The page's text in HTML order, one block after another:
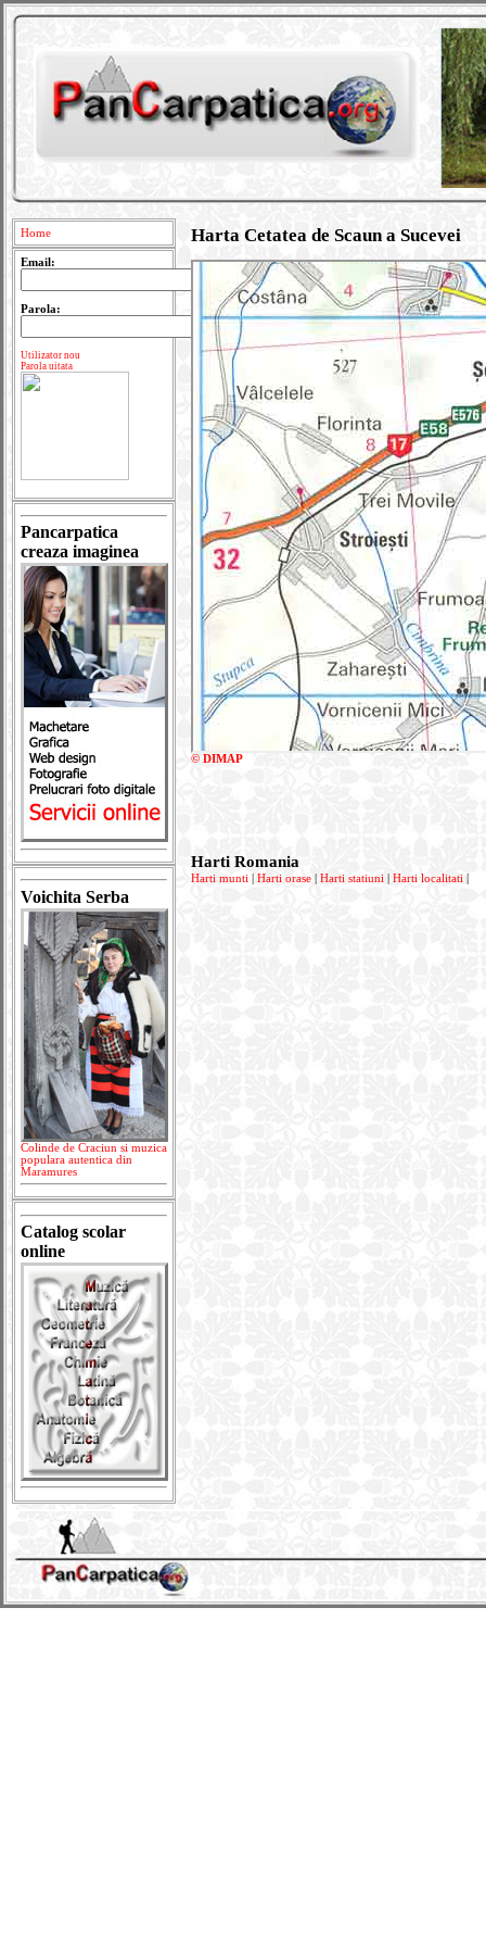
Home
Email:
Parola:
Utilizator nou
Parola uitata
Pancarpatica
creaza imaginea
Voichita Serba
Colinde de Craciun si muzica
populara autentica din
Maramures
Catalog scolar
online
Harta Cetatea de Scaun a Sucevei
© DIMAP
Harti Romania
Harti munti Harti orase Harti statiuni Harti localitati